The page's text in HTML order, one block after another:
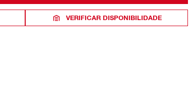
VERIFICAR DISPONIBILIDADE